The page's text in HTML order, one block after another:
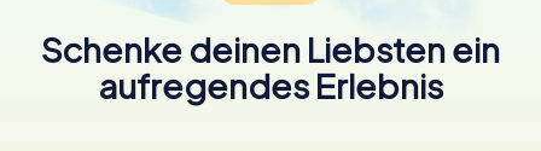
Schenke deinen Liebsten ein
aufregendes Erlebnis